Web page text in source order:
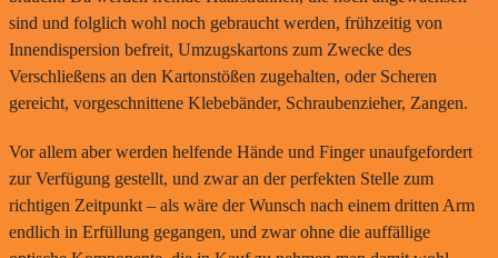
sind und folglich wohl noch gebraucht werden, frühzeitig von
Innendispersion befreit, Umzugskartons zum Zwecke des
Verschließens an den Kartonstößen zugehalten, oder Scheren
gereicht, vorgeschnittene Klebebänder, Schraubenzieher, Zangen.
Vor allem aber werden helfende Hände und Finger unaufgefordert
zur Verfügung gestellt, und zwar an der perfekten Stelle zum
richtigen Zeitpunkt – als wäre der Wunsch nach einem dritten Arm
endlich in Erfüllung gegangen, und zwar ohne die auffällige